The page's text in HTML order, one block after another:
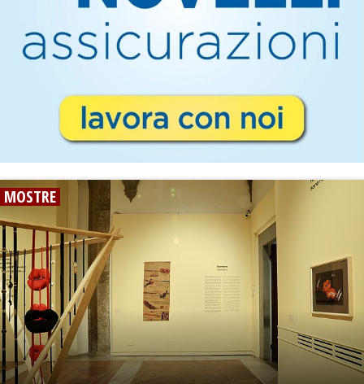
MOSTRE